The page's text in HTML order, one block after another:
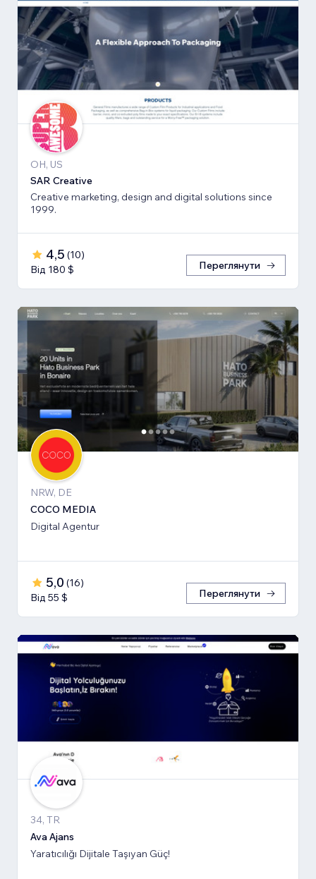
OH, US
SAR Creative
Creative marketing, design and digital solutions since
1999.
4,5 (10)
Від 180 $
Переглянути
NRW, DE
COCO MEDIA
Digital Agentur
5,0 (16)
Від 55 $
Переглянути
34, TR
Ava Ajans
Yaratıcılığı Dijitale Taşıyan Güç!